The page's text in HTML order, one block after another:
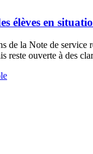
élèves en
de la Note de service
reste ouverte à des